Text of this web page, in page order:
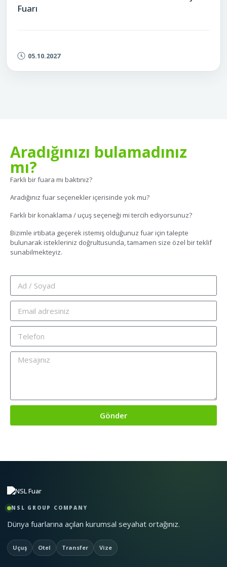
Fuarı
05.10.2027
Aradığınızı bulamadınız
mı?
Farklı bir fuara mı baktınız?
Aradığınız fuar seçenekler içerisinde yok mu?
Farklı bir konaklama / uçuş seçeneği mi tercih ediyorsunuz?
Bizimle irtibata geçerek istemiş olduğunuz fuar için talepte
bulunarak istekleriniz doğrultusunda, tamamen size özel bir teklif
sunabilmekteyiz.
Gönder
NSL GROUP COMPANY
Dünya fuarlarına açılan kurumsal seyahat ortağınız.
Uçuş Otel Transfer Vize